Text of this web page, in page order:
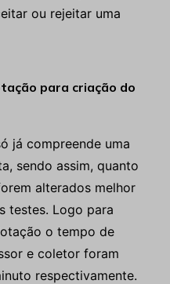
ou rejeitar uma
para criação do
já compreende uma
sendo assim, quanto
alterados melhor
testes. Logo para
o tempo de
e coletor foram
respectivamente.